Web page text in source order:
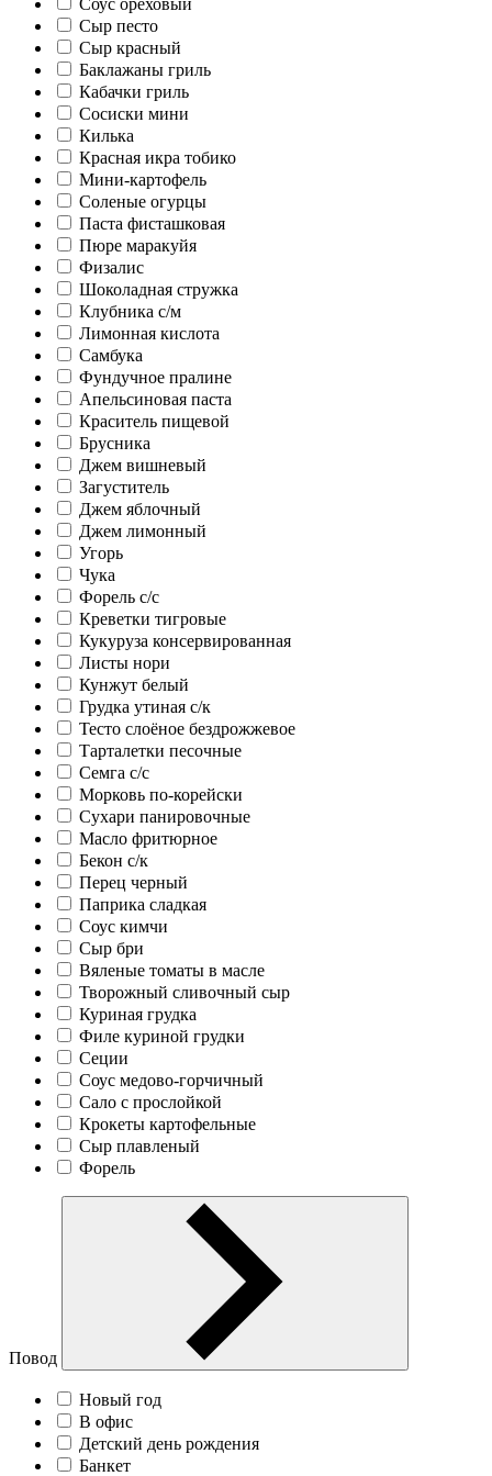
Соус ореховый
Сыр песто
Сыр красный
Баклажаны гриль
Кабачки гриль
Сосиски мини
Килька
Красная икра тобико
Мини-картофель
Соленые огурцы
Паста фисташковая
Пюре маракуйя
Физалис
Шоколадная стружка
Клубника с/м
Лимонная кислота
Самбука
Фундучное пралине
Апельсиновая паста
Краситель пищевой
Брусника
Джем вишневый
Загуститель
Джем яблочный
Джем лимонный
Угорь
Чука
Форель с/с
Креветки тигровые
Кукуруза консервированная
Листы нори
Кунжут белый
Грудка утиная с/к
Тесто слоёное бездрожжевое
Тарталетки песочные
Семга с/с
Морковь по-корейски
Сухари панировочные
Масло фритюрное
Бекон с/к
Перец черный
Паприка сладкая
Соус кимчи
Сыр бри
Вяленые томаты в масле
Творожный сливочный сыр
Куриная грудка
Филе куриной грудки
Сеции
Соус медово-горчичный
Сало с прослойкой
Крокеты картофельные
Сыр плавленый
Форель
Повод
Новый год
В офис
Детский день рождения
Банкет